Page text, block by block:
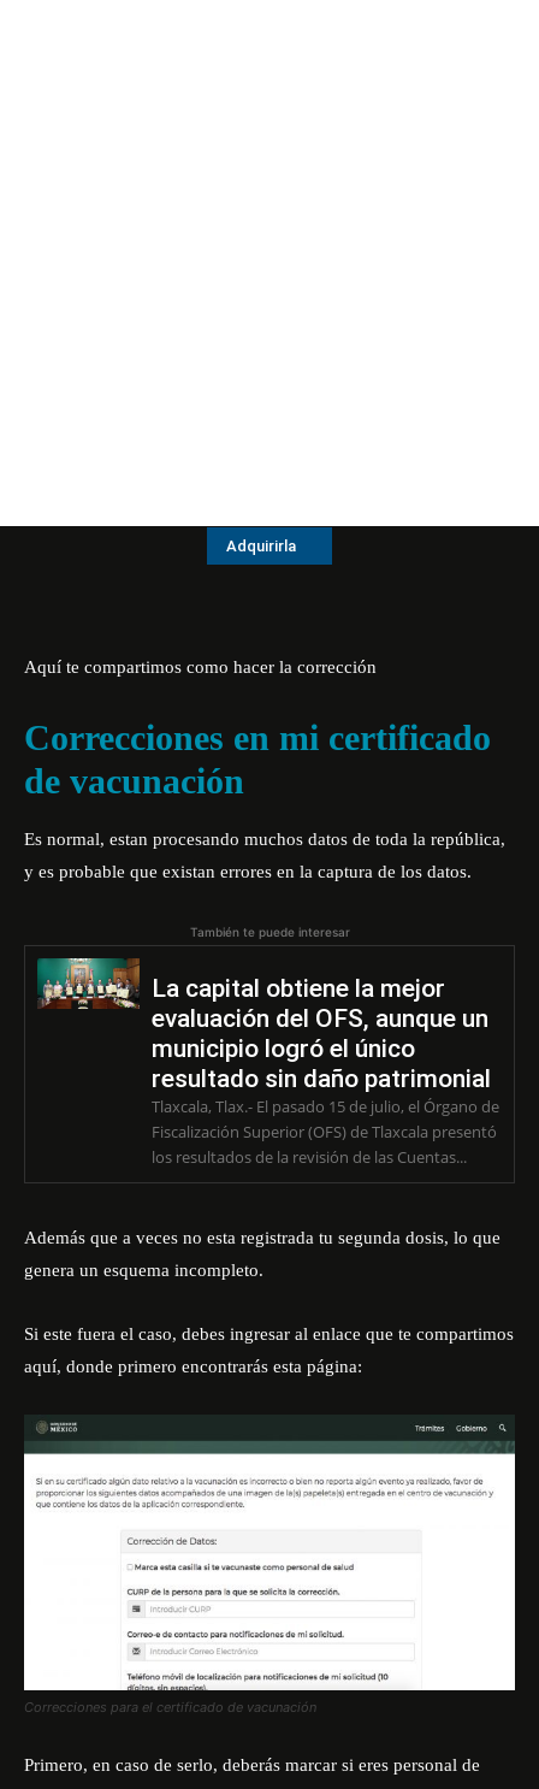
Adquirirla
Aquí te compartimos como hacer la corrección
Correcciones en mi certificado
de vacunación
Es normal, estan procesando muchos datos de toda la república,
y es probable que existan errores en la captura de los datos.
También te puede interesar
La capital obtiene la mejor
evaluación del OFS, aunque un
municipio logró el único
resultado sin daño patrimonial
Tlaxcala, Tlax.- El pasado 15 de julio, el Órgano de
Fiscalización Superior (OFS) de Tlaxcala presentó
los resultados de la revisión de las Cuentas...
Además que a veces no esta registrada tu segunda dosis, lo que
genera un esquema incompleto.
Si este fuera el caso, debes ingresar al enlace que te compartimos
aquí, donde primero encontrarás esta página:
Correcciones para el certificado de vacunación
Primero, en caso de serlo, deberás marcar si eres personal de